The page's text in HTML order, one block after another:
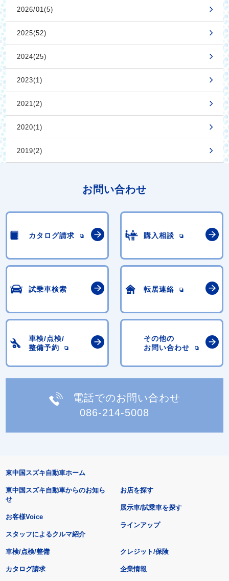
2026/01(5)
2025(52)
2024(25)
2023(1)
2021(2)
2020(1)
2019(2)
お問い合わせ
カタログ請求 購入相談
試乗車検索 転居連絡
車検/点検/
整備予約
その他の
お問い合わせ
電話でのお問い合わせ
086-214-5008
東中国スズキ自動車ホーム
東中国スズキ自動車からのお知ら
せ
お客様Voice
スタッフによるクルマ紹介
お店を探す
展示車/試乗車を探す
ラインアップ
車検/点検/整備 クレジット/保険
カタログ請求 企業情報